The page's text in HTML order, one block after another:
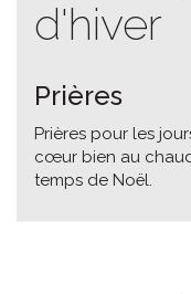
d'hiver
Prières
Prières pour les
cœur bien au
temps de Noël.